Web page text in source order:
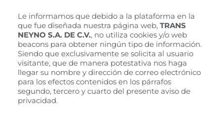
Le informamos que debido a la plataforma en la
que fue diseñada nuestra página web, TRANS
NEYNO S.A. DE C.V., no utiliza cookies y/o web
beacons para obtener ningún tipo de información.
Siendo que exclusivamente se solicita al usuario
visitante, que de manera potestativa nos haga
llegar su nombre y dirección de correo electrónico
para los efectos contenidos en los párrafos
segundo, tercero y cuarto del presente aviso de
privacidad.